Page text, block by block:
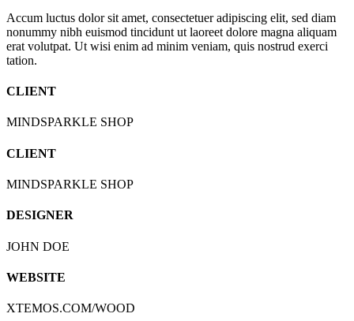
Accum luctus dolor sit amet, consectetuer adipiscing elit, sed diam
nonummy nibh euismod tincidunt ut laoreet dolore magna aliquam
erat volutpat. Ut wisi enim ad minim veniam, quis nostrud exerci
tation.
CLIENT
MINDSPARKLE SHOP
CLIENT
MINDSPARKLE SHOP
DESIGNER
JOHN DOE
WEBSITE
XTEMOS.COM/WOOD